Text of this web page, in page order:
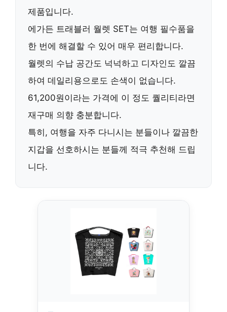
제품입니다.
에가든 트래블러 월렛 SET는 여행 필수품을
한 번에 해결할 수 있어 매우 편리합니다.
월렛의 수납 공간도 넉넉하고 디자인도 깔끔
하여 데일리용으로도 손색이 없습니다.
61,200원이라는 가격에 이 정도 퀄리티라면
재구매 의향 충분합니다.
특히, 여행을 자주 다니시는 분들이나 깔끔한
지갑을 선호하시는 분들께 적극 추천해 드립
니다.